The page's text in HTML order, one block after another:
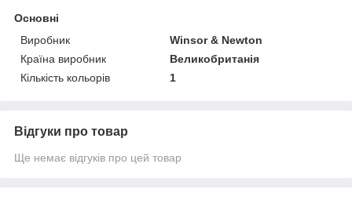
Основні
Виробник
Winsor & Newton
Країна виробник
Великобританія
Кількість кольорів
1
Відгуки про товар
Ще немає відгуків про цей товар